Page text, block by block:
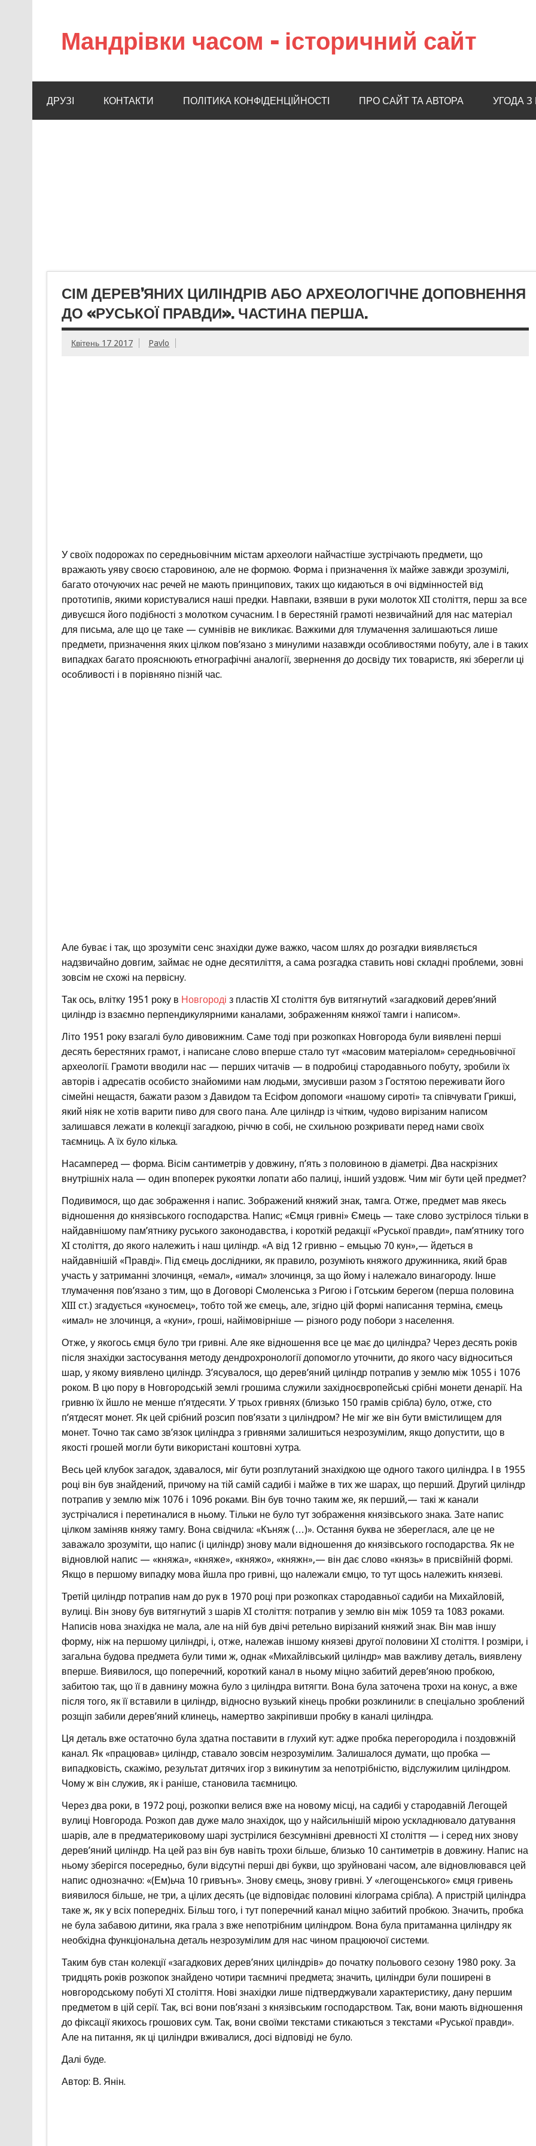
Мандрівки часом – історичний сайт
ДРУЗІ КОНТАКТИ ПОЛІТИКА КОНФІДЕНЦІЙНОСТІ ПРО САЙТ ТА АВТОРА УГОДА
СІМ ДЕРЕВ’ЯНИХ ЦИЛІНДРІВ АБО АРХЕОЛОГІЧНЕ ДОПОВНЕННЯ
ДО «РУСЬКОЇ ПРАВДИ». ЧАСТИНА ПЕРША.
Квітень 17 2017 Pavlo
У своїх подорожах по середньовічним містам археологи найчастіше зустрічають предмети, що
вражають уяву своєю старовиною, але не формою. Форма і призначення їх майже завжди зрозумілі,
багато оточуючих нас речей не мають принципових, таких що кидаються в очі відмінностей від
прототипів, якими користувалися наші предки. Навпаки, взявши в руки молоток XII століття, перш за все
дивуєшся його подібності з молотком сучасним. І в берестяній грамоті незвичайний для нас матеріал
для письма, але що це таке — сумнівів не викликає. Важкими для тлумачення залишаються лише
предмети, призначення яких цілком пов’язано з минулими назавжди особливостями побуту, але і в таких
випадках багато прояснюють етнографічні аналогії, звернення до досвіду тих товариств, які зберегли ці
особливості і в порівняно пізній час.
Але буває і так, що зрозуміти сенс знахідки дуже важко, часом шлях до розгадки виявляється
надзвичайно довгим, займає не одне десятиліття, а сама розгадка ставить нові складні проблеми, зовні
зовсім не схожі на первісну.
Так ось, влітку 1951 року в Новгороді з пластів XI століття був витягнутий «загадковий дерев’яний
циліндр із взаємно перпендикулярними каналами, зображенням княжої тамги і написом».
Літо 1951 року взагалі було дивовижним. Саме тоді при розкопках Новгорода були виявлені перші
десять берестяних грамот, і написане слово вперше стало тут «масовим матеріалом» середньовічної
археології. Грамоти вводили нас — перших читачів — в подробиці стародавнього побуту, зробили їх
авторів і адресатів особисто знайомими нам людьми, змусивши разом з Гостятою переживати його
сімейні нещастя, бажати разом з Давидом та Есіфом допомоги «нашому сироті» та співчувати Грикші,
який ніяк не хотів варити пиво для свого пана. Але циліндр із чітким, чудово вирізаним написом
залишався лежати в колекції загадкою, річчю в собі, не схильною розкривати перед нами своїх
таємниць. А їх було кілька.
Насамперед — форма. Вісім сантиметрів у довжину, п’ять з половиною в діаметрі. Два наскрізних
внутрішніх нала — один впоперек рукоятки лопати або палиці, інший уздовж. Чим міг бути цей предмет?
Подивимося, що дає зображення і напис. Зображений княжий знак, тамга. Отже, предмет мав якесь
відношення до князівського господарства. Напис; «Ємця гривні» Ємець — таке слово зустрілося тільки в
найдавнішому пам’ятнику руського законодавства, і короткій редакції «Руської правди», пам’ятнику того
XI століття, до якого належить і наш циліндр. «А від 12 гривню – емьцью 70 кун»,— йдеться в
найдавнішій «Правді». Під ємець дослідники, як правило, розуміють княжого дружинника, який брав
участь у затриманні злочинця, «емал», «имал» злочинця, за що йому і належало винагороду. Інше
тлумачення пов’язано з тим, що в Договорі Смоленська з Ригою і Готським берегом (перша половина
XIII ст.) згадується «куноємец», тобто той же ємець, але, згідно цій формі написання терміна, ємець
«имал» не злочинця, а «куни», гроші, найімовірніше — різного роду побори з населення.
Отже, у якогось ємця було три гривні. Але яке відношення все це має до циліндра? Через десять років
після знахідки застосування методу дендрохронології допомогло уточнити, до якого часу відноситься
шар, у якому виявлено циліндр. З’ясувалося, що дерев’яний циліндр потрапив у землю між 1055 і 1076
роком. В цю пору в Новгородській землі грошима служили західноєвропейські срібні монети денарії. На
гривню їх йшло не менше п’ятдесяти. У трьох гривнях (близько 150 грамів срібла) було, отже, сто
п’ятдесят монет. Як цей срібний розсип пов’язати з циліндром? Не міг же він бути вмістилищем для
монет. Точно так само зв’язок циліндра з гривнями залишиться незрозумілим, якщо допустити, що в
якості грошей могли бути використані коштовні хутра.
Весь цей клубок загадок, здавалося, міг бути розплутаний знахідкою ще одного такого циліндра. І в 1955
році він був знайдений, причому на тій самій садибі і майже в тих же шарах, що перший. Другий циліндр
потрапив у землю між 1076 і 1096 роками. Він був точно таким же, як перший,— такі ж канали
зустрічалися і перетиналися в ньому. Тільки не було тут зображення князівського знака. Зате напис
цілком заміняв княжу тамгу. Вона свідчила: «Къняж (…)». Остання буква не збереглася, але це не
заважало зрозуміти, що напис (і циліндр) знову мали відношення до князівського господарства. Як не
відновлюй напис — «княжа», «княже», «княжо», «княжн»,— він дає слово «князь» в присвійній формі.
Якщо в першому випадку мова йшла про гривні, що належали ємцю, то тут щось належить князеві.
Третій циліндр потрапив нам до рук в 1970 році при розкопках стародавньої садиби на Михайловій,
вулиці. Він знову був витягнутий з шарів XI століття: потрапив у землю він між 1059 та 1083 роками.
Написів нова знахідка не мала, але на ній був двічі ретельно вирізаний княжий знак. Він мав іншу
форму, ніж на першому циліндрі, і, отже, належав іншому князеві другої половини XI століття. І розміри, і
загальна будова предмета були тими ж, однак «Михайлівський циліндр» мав важливу деталь, виявлену
вперше. Виявилося, що поперечний, короткий канал в ньому міцно забитий дерев’яною пробкою,
забитою так, що її в давнину можна було з циліндра витягти. Вона була заточена трохи на конус, а вже
після того, як її вставили в циліндр, відносно вузький кінець пробки розклинили: в спеціально зроблений
розщіп забили дерев’яний клинець, намертво закріпивши пробку в каналі циліндра.
Ця деталь вже остаточно була здатна поставити в глухий кут: адже пробка перегородила і поздовжній
канал. Як «працював» циліндр, ставало зовсім незрозумілим. Залишалося думати, що пробка —
випадковість, скажімо, результат дитячих ігор з викинутим за непотрібністю, відслужилим циліндром.
Чому ж він служив, як і раніше, становила таємницю.
Через два роки, в 1972 році, розкопки велися вже на новому місці, на садибі у стародавній Легощей
вулиці Новгорода. Розкоп дав дуже мало знахідок, що у найсильнішій мірою ускладнювало датування
шарів, але в предматериковому шарі зустрілися безсумнівні древності XI століття — і серед них знову
дерев’яний циліндр. На цей раз він був навіть трохи більше, близько 10 сантиметрів в довжину. Напис на
ньому зберігся посередньо, були відсутні перші дві букви, що зруйновані часом, але відновлювався цей
напис однозначно: «(Ем)ьча 10 гривънъ». Знову ємець, знову гривні. У «легощенського» ємця гривень
виявилося більше, не три, а цілих десять (це відповідає половині кілограма срібла). А пристрій циліндра
таке ж, як у всіх попередніх. Більш того, і тут поперечний канал міцно забитий пробкою. Значить, пробка
не була забавою дитини, яка грала з вже непотрібним циліндром. Вона була притаманна циліндру як
необхідна функціональна деталь незрозумілим для нас чином працюючої системи.
Таким був стан колекції «загадкових дерев’яних циліндрів» до початку польового сезону 1980 року. За
тридцять років розкопок знайдено чотири таємничі предмета; значить, циліндри були поширені в
новгородському побуті XI століття. Нові знахідки лише підтверджували характеристику, дану першим
предметом в цій серії. Так, всі вони пов’язані з князівським господарством. Так, вони мають відношення
до фіксації якихось грошових сум. Так, вони своїми текстами стикаються з текстами «Руської правди».
Але на питання, як ці циліндри вживалися, досі відповіді не було.
Далі буде.
Автор: В. Янін.